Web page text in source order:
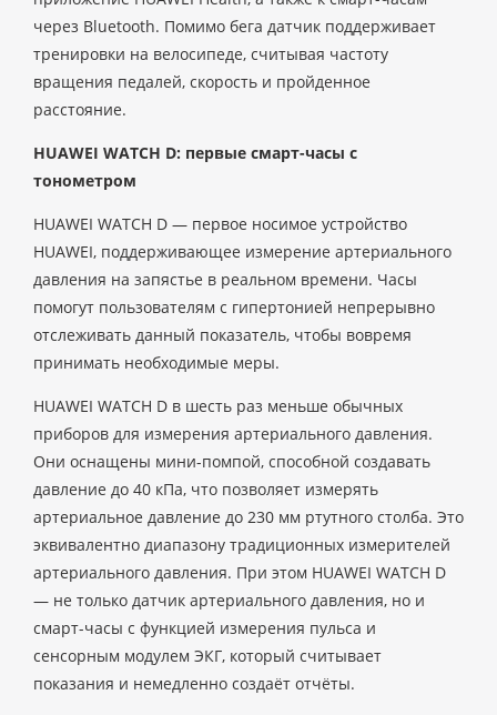
через Bluetooth. Помимо бега датчик поддерживает
тренировки на велосипеде, считывая частоту
вращения педалей, скорость и пройденное
расстояние.
HUAWEI WATCH D: первые смарт-часы с
тонометром
HUAWEI WATCH D — первое носимое устройство
HUAWEI, поддерживающее измерение артериального
давления на запястье в реальном времени. Часы
помогут пользователям с гипертонией непрерывно
отслеживать данный показатель, чтобы вовремя
принимать необходимые меры.
HUAWEI WATCH D в шесть раз меньше обычных
приборов для измерения артериального давления.
Они оснащены мини-помпой, способной создавать
давление до 40 кПа, что позволяет измерять
артериальное давление до 230 мм ртутного столба. Это
эквивалентно диапазону традиционных измерителей
артериального давления. При этом HUAWEI WATCH D
— не только датчик артериального давления, но и
смарт-часы с функцией измерения пульса и
сенсорным модулем ЭКГ, который считывает
показания и немедленно создаёт отчёты.